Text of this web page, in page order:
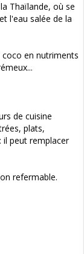
Thaïlande, où se
l'eau salée de la
en nutriments
de cuisine
plats,
il peut remplacer
refermable.